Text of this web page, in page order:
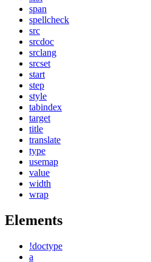
span
spellcheck
src
srcdoc
srclang
srcset
start
step
style
tabindex
target
title
translate
type
usemap
value
width
wrap
Elements
!doctype
a